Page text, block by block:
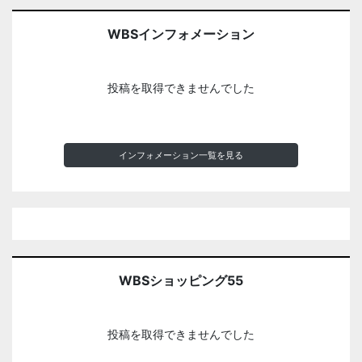
WBSインフォメーション
投稿を取得できませんでした
インフォメーション一覧を見る
WBSショッピング55
投稿を取得できませんでした